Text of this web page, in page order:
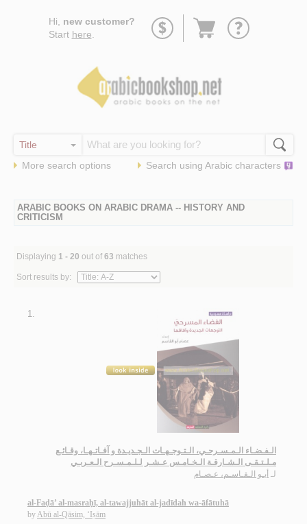
Hi, new customer?
Start here
Go
More search options Search using Arabic characters
ARABIC BOOKS ON ARABIC DRAMA -- HISTORY AND
CRITICISM
Displaying 1 - 20 out of 63 matches
Sort results by:
1.
الـفـضـاء الـمـسـرحـي، الـتـوجـهـات الـجـديـدة و آفـاتـهـا، وقـائـع
مـلـتـقـى الـشـارقـة الـخـامـس عـشـر لـلـمـسـرح الـعـربـي
لـ أبـو الـقـاسـم، عـصـام
al-Faḍā’ al-masraḥī, al-tawajjuhāt al-jadīdah wa-āfātuhā
byAbū al-Qāsim, ‘Iṣām